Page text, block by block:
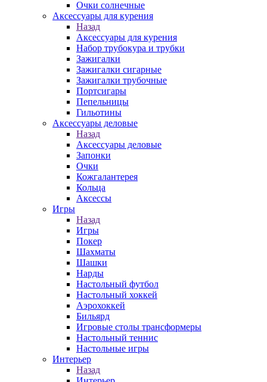
Очки солнечные
Аксессуары для курения
Назад
Аксессуары для курения
Набор трубокура и трубки
Зажигалки
Зажигалки сигарные
Зажигалки трубочные
Портсигары
Пепельницы
Гильотины
Аксессуары деловые
Назад
Аксессуары деловые
Запонки
Очки
Кожгалантерея
Кольца
Аксессы
Игры
Назад
Игры
Покер
Шахматы
Шашки
Нарды
Настольный футбол
Настольный хоккей
Аэрохоккей
Бильярд
Игровые столы трансформеры
Настольный теннис
Настольные игры
Интерьер
Назад